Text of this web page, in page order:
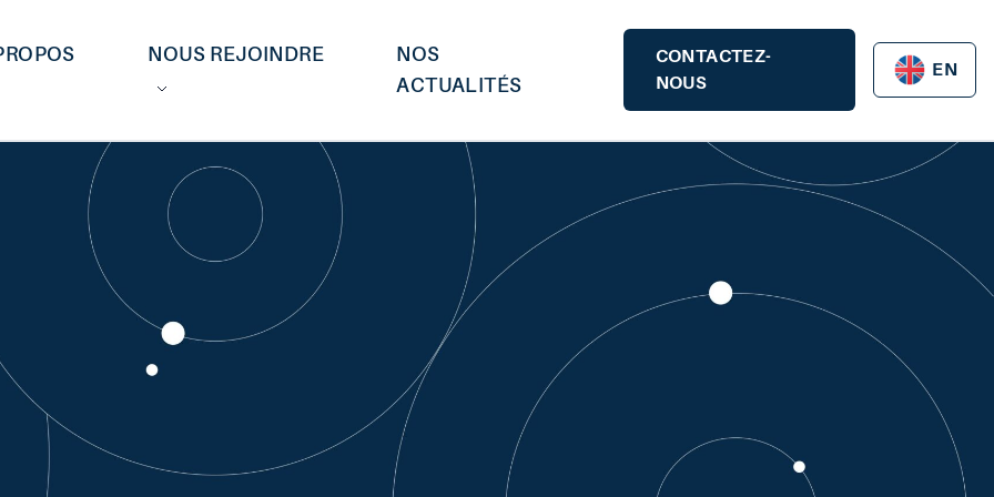
NOUS REJOINDRE
NOS
ACTUALITÉS
CONTACTEZ-
NOUS
EN